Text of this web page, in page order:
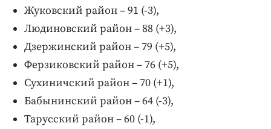
Жуковский район – 91 (-3),
Людиновский район – 88 (+3),
Дзержинский район – 79 (+5),
Ферзиковский район – 76 (+5),
Сухиничский район – 70 (+1),
Бабынинский район – 64 (-3),
Тарусский район – 60 (-1),